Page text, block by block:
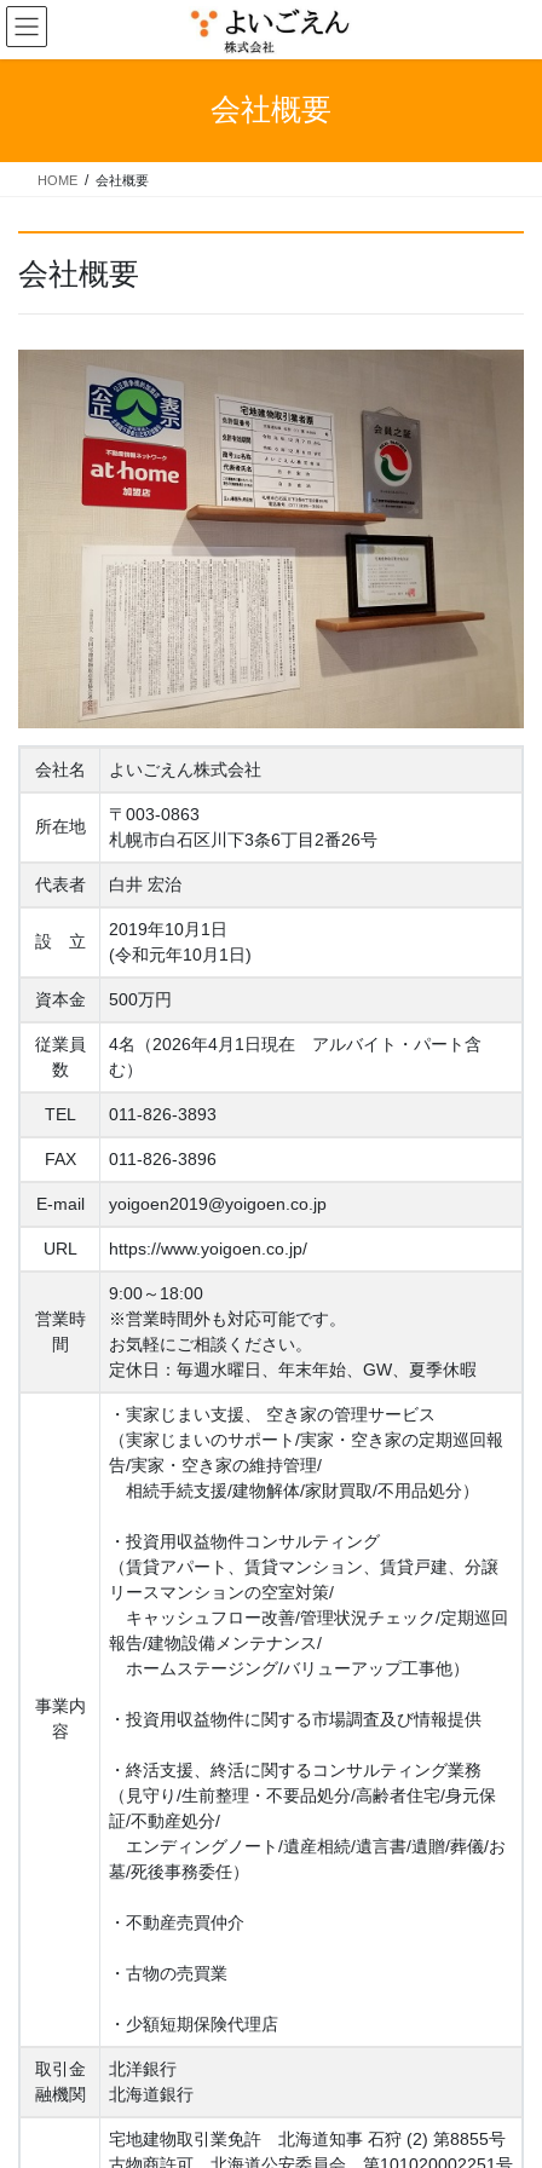
コ
ン
テ
ス
ナ
ビ
ゲ
ン
会社概要
HOME 会社概要
会社概要
会社名 よいごえん株式会社
所在地
〒003-0863
札幌市白石区川下3条6丁目2番26号
代表者 白井 宏治
設 立
2019年10月1日
(令和元年10月1日)
資本金 500万円
従業員
数
4名（2026年4月1日現在 アルバイト・パート含
む）
TEL 011-826-3893
FAX 011-826-3896
E-mail yoigoen2019@yoigoen.co.jp
URL https://www.yoigoen.co.jp/
営業時
間
9:00～18:00
※営業時間外も対応可能です。
お気軽にご相談ください。
定休日：毎週水曜日、年末年始、GW、夏季休暇
事業内
容
・実家じまい支援、 空き家の管理サービス
（実家じまいのサポート/実家・空き家の定期巡回報
告/実家・空き家の維持管理/
相続手続支援/建物解体/家財買取/不用品処分）
・投資用収益物件コンサルティング
（賃貸アパート、賃貸マンション、賃貸戸建、分譲
リースマンションの空室対策/
キャッシュフロー改善/管理状況チェック/定期巡回
報告/建物設備メンテナンス/
ホームステージング/バリューアップ工事他）
・投資用収益物件に関する市場調査及び情報提供
・終活支援、終活に関するコンサルティング業務
（見守り/生前整理・不要品処分/高齢者住宅/身元保
証/不動産処分/
エンディングノート/遺産相続/遺言書/遺贈/葬儀/お
墓/死後事務委任）
・不動産売買仲介
・古物の売買業
・少額短期保険代理店
取引金
融機関
北洋銀行
北海道銀行
宅地建物取引業免許 北海道知事 石狩 (2) 第8855号